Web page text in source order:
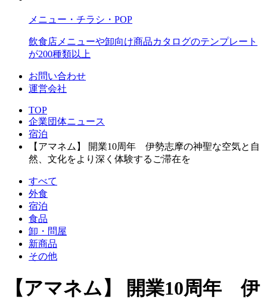
メニュー・チラシ・POP
飲食店メニューや卸向け商品カタログのテンプレート
が200種類以上
お問い合わせ
運営会社
TOP
企業団体ニュース
宿泊
【アマネム】 開業10周年 伊勢志摩の神聖な空気と自
然、文化をより深く体験するご滞在を
すべて
外食
宿泊
食品
卸・問屋
新商品
その他
【アマネム】 開業10周年 伊